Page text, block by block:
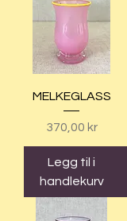
MELKEGLASS
Pris
370,00 kr
Legg til i
handlekurv